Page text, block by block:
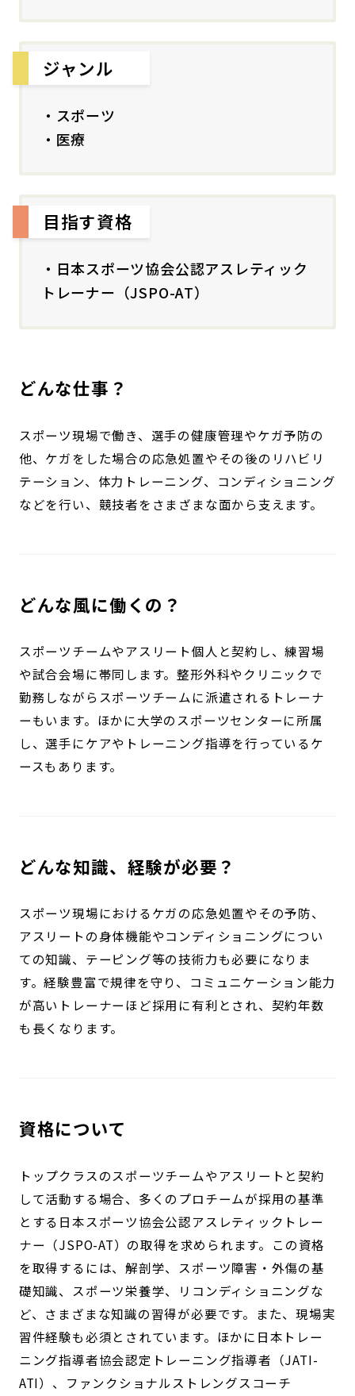
ジャンル
・スポーツ
・医療
目指す資格
・日本スポーツ協会公認アスレティック
トレーナー（JSPO-AT）
どんな仕事？
スポーツ現場で働き、選手の健康管理やケガ予防の
他、ケガをした場合の応急処置やその後のリハビリ
テーション、体力トレーニング、コンディショニング
などを行い、競技者をさまざまな面から支えます。
どんな風に働くの？
スポーツチームやアスリート個人と契約し、練習場
や試合会場に帯同します。整形外科やクリニックで
勤務しながらスポーツチームに派遣されるトレーナ
ーもいます。ほかに大学のスポーツセンターに所属
し、選手にケアやトレーニング指導を行っているケ
ースもあります。
どんな知識、経験が必要？
スポーツ現場におけるケガの応急処置やその予防、
アスリートの身体機能やコンディショニングについ
ての知識、テーピング等の技術力も必要になりま
す。経験豊富で規律を守り、コミュニケーション能力
が高いトレーナーほど採用に有利とされ、契約年数
も長くなります。
資格について
トップクラスのスポーツチームやアスリートと契約
して活動する場合、多くのプロチームが採用の基準
とする日本スポーツ協会公認アスレティックトレー
ナー（JSPO-AT）の取得を求められます。この資格
を取得するには、解剖学、スポーツ障害・外傷の基
礎知識、スポーツ栄養学、リコンディショニングな
ど、さまざまな知識の習得が必要です。また、現場実
習件経験も必須とされています。ほかに日本トレー
ニング指導者協会認定トレーニング指導者（JATI-
ATI）、ファンクショナルストレングスコーチ